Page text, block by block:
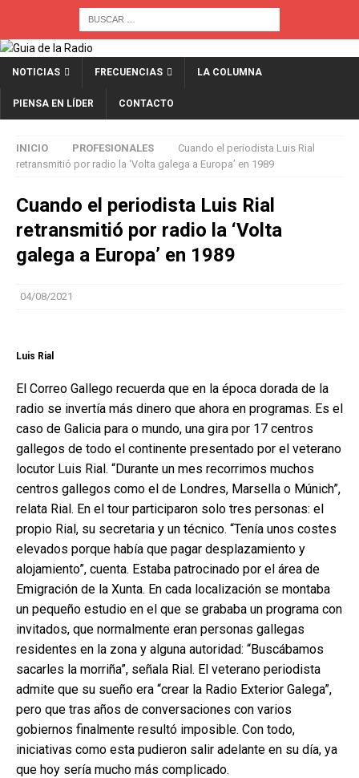
NOTICIAS FRECUENCIAS LA COLUMNA
PIENSA EN LÍDER CONTACTO
INICIO PROFESIONALES
Cuando el periodista Luis Rial
retransmitió por radio la ‘Volta galega a Europa’ en 1989
Cuando el periodista Luis Rial
retransmitió por radio la ‘Volta
galega a Europa’ en 1989
04/08/2021
Luis Rial
El Correo Gallego recuerda que en la época dorada de la
radio se invertía más dinero que ahora en programas. Es el
caso de Galicia para o mundo, una gira por 17 centros
gallegos de todo el continente presentado por el veterano
locutor Luis Rial. “Durante un mes recorrimos muchos
centros gallegos como el de Londres, Marsella o Múnich”,
relata Rial. En el tour participaron solo tres personas: el
propio Rial, su secretaria y un técnico. “Tenía unos costes
elevados porque había que pagar desplazamiento y
alojamiento”, cuenta. Estaba patrocinado por el área de
Emigración de la Xunta. En cada localización se montaba
un pequeño estudio en el que se grababa un programa con
invitados, que normalmente eran personas gallegas
residentes en la zona y alguna autoridad: “Buscábamos
sacarles la morriña”, señala Rial. El veterano periodista
admite que su sueño era “crear la Radio Exterior Galega”,
pero que tras años de conversaciones con varios
gobiernos finalmente resultó imposible. Con todo,
iniciativas como esta pudieron salir adelante en su día, ya
que hoy sería mucho más complicado.